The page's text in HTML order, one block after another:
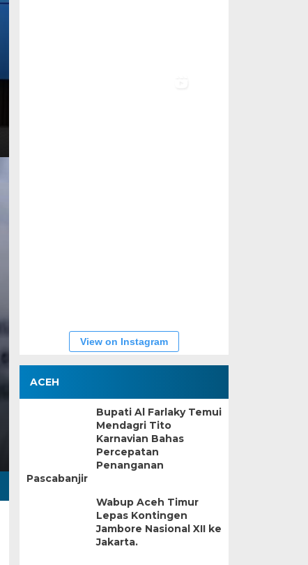
View on Instagram
ACEH
Bupati Al Farlaky Temui
Mendagri Tito
Karnavian Bahas
Percepatan
Penanganan
Pascabanjir
Wabup Aceh Timur
Lepas Kontingen
Jambore Nasional XII ke
Jakarta.